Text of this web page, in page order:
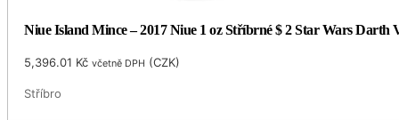
Niue Island Mince – 2017 Niue 1 oz Stříbrné $ 2 Star Wars Darth
5,396.01 Kč včetně DPH (CZK)
Stříbro